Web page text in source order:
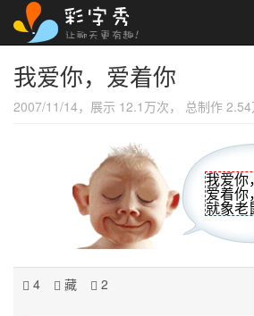
我爱你，爱着你
2007/11/14，展示 12.1万次， 总制作 2.54
4 藏 2
我爱你
爱着你，
就象老